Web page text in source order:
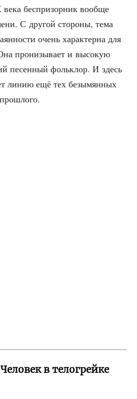
бес­при­зор­ник вооб­ще
С дру­гой сто­ро­ны, тема
очень харак­тер­на для
про­ни­зы­ва­ет и высо­кую
песен­ный фольк­лор. И здесь
линию ещё тех безы­мян­ных
в телогрейке